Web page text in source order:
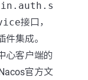
接口，
集成。
心客户端的
官方文